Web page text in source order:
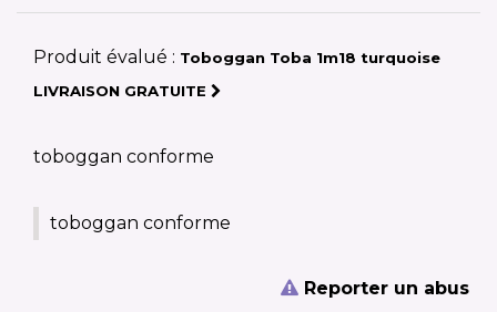
Produit évalué : Toboggan Toba 1m18 turquoise
LIVRAISON GRATUITE
toboggan conforme
toboggan conforme
Reporter un abus